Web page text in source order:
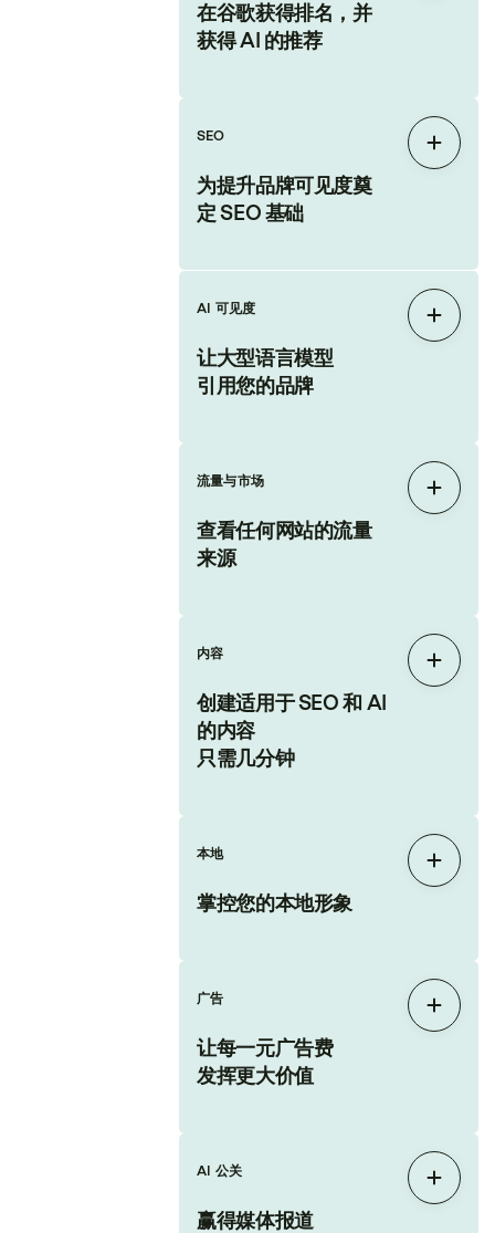
在谷歌获得排名，并
获得 AI 的推荐
SEO
为提升品牌可见度奠
定 SEO 基础
展开
AI 可见度
让大型语言模型
引用您的品牌
展开
流量与市场
查看任何网站的流量
来源
展开
内容
创建适用于 SEO 和 AI
的内容
只需几分钟
展开
本地
掌控您的本地形象
展开
广告
让每一元广告费
发挥更大价值
展开
AI 公关
赢得媒体报道
展开